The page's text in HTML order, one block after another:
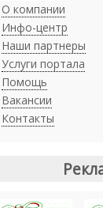
О компании
Инфо-центр
Наши партнеры
Услуги портала
Помощь
Вакансии
Контакты